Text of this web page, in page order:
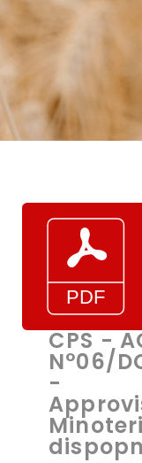
CPS -
N°06/
-